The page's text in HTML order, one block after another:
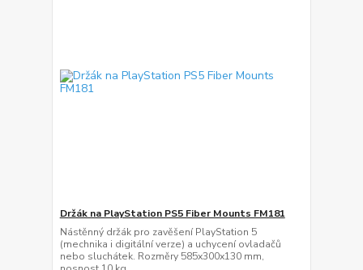
Držák na PlayStation PS5 Fiber Mounts FM181
Nástěnný držák pro zavěšení PlayStation 5
(mechnika i digitální verze) a uchycení ovladačů
nebo sluchátek. Rozměry 585x300x130 mm,